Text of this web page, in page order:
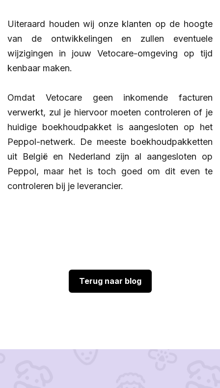
Uiteraard houden wij onze klanten op de hoogte
van de ontwikkelingen en zullen eventuele
wijzigingen in jouw Vetocare-omgeving op tijd
kenbaar maken.
Omdat Vetocare geen inkomende facturen
verwerkt, zul je hiervoor moeten controleren of je
huidige boekhoudpakket is aangesloten op het
Peppol-netwerk. De meeste boekhoudpakketten
uit België en Nederland zijn al aangesloten op
Peppol, maar het is toch goed om dit even te
controleren bij je leverancier.
Terug naar blog